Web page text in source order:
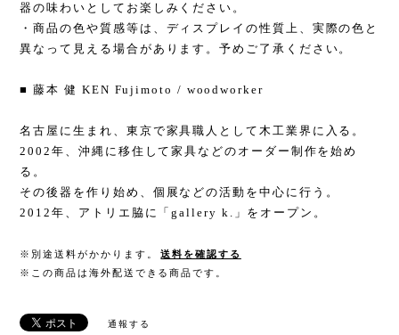
器の味わいとしてお楽しみください。
・商品の色や質感等は、ディスプレイの性質上、実際の色と
異なって見える場合があります。予めご了承ください。
■ 藤本 健 KEN Fujimoto / woodworker
名古屋に生まれ、東京で家具職人として木工業界に入る。
2002年、沖縄に移住して家具などのオーダー制作を始め
る。
その後器を作り始め、個展などの活動を中心に行う。
2012年、アトリエ脇に「gallery k.」をオープン。
※別途送料がかかります。
送料を確認する
※この商品は海外配送できる商品です。
通報する